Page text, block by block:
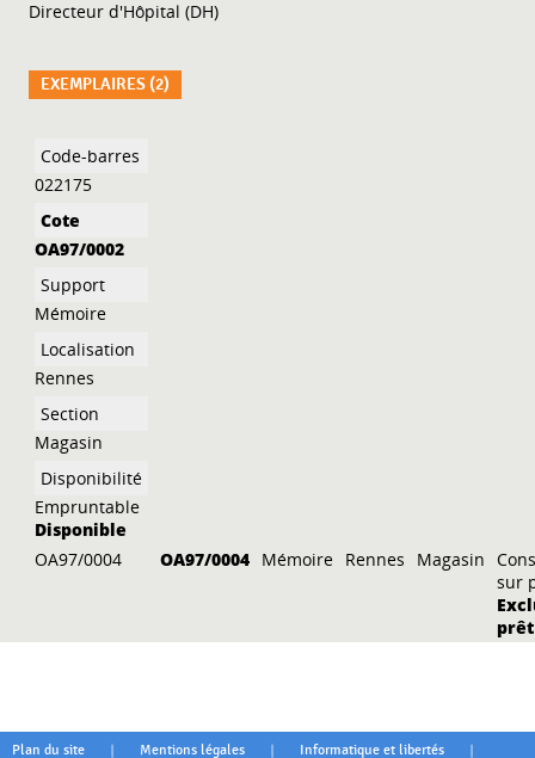
Directeur d'Hôpital (DH)
EXEMPLAIRES (2)
Liste des exemplaires
022175
OA97/0002
Mémoire
Rennes
Magasin
Empruntable
Disponible
OA97/0004
OA97/0004 Mémoire Rennes Magasin
sur
prêt
Plan du site | Mentions légales | Informatique et libertés |